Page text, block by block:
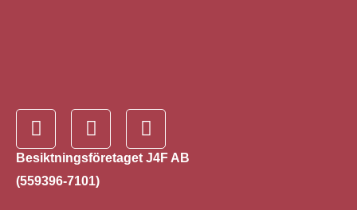
Besiktningsföretaget J4F AB
(559396-7101)